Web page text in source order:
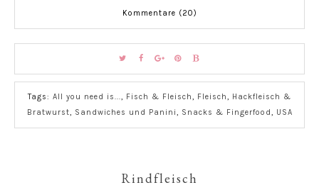
Kommentare (20)
Tags: All you need is..., Fisch & Fleisch, Fleisch, Hackfleisch &
Bratwurst, Sandwiches und Panini, Snacks & Fingerfood, USA
Rindfleisch